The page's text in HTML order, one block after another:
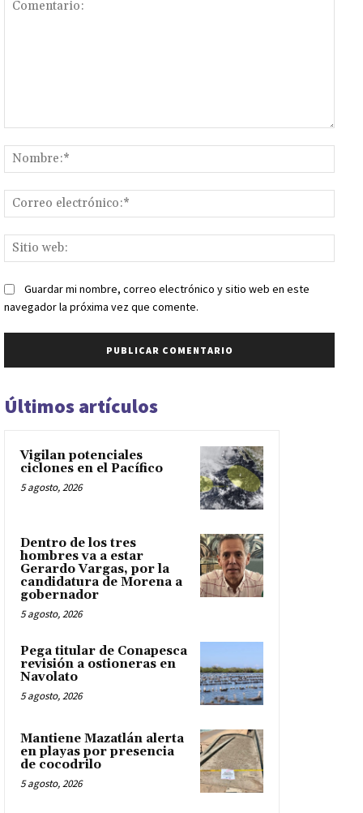
web:
Guardar mi nombre, correo electrónico y sitio web en este
navegador la próxima vez que comente.
Últimos artículos
Vigilan potenciales
ciclones en el Pacífico
5 agosto, 2026
Dentro de los tres
hombres va a estar
Gerardo Vargas, por la
candidatura de Morena a
gobernador
5 agosto, 2026
Pega titular de Conapesca
revisión a ostioneras en
Navolato
5 agosto, 2026
Mantiene Mazatlán alerta
en playas por presencia
de cocodrilo
5 agosto, 2026